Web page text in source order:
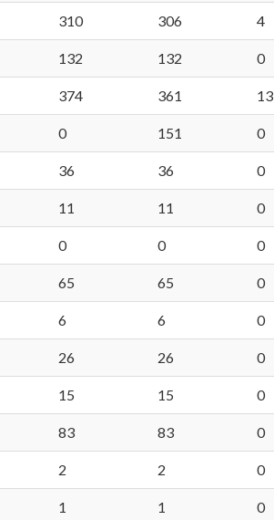
310 306 4
132 132 0
374 361 13
0 151 0
36 36 0
11 11 0
0 0 0
65 65 0
6 6 0
26 26 0
15 15 0
83 83 0
2 2 0
1 1 0